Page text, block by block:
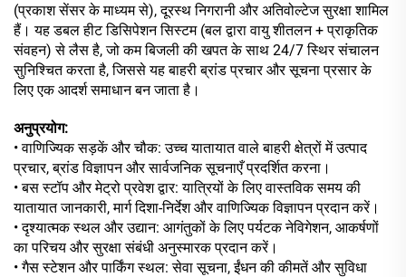
(प्रकाश सेंसर के माध्यम से), दूरस्थ निगरानी और अतिवोल्टेज सुरक्षा शामिल
हैं। यह डबल हीट डिसिपेशन सिस्टम (बल द्वारा वायु शीतलन + प्राकृतिक
संवहन) से लैस है, जो कम बिजली की खपत के साथ 24/7 स्थिर संचालन
सुनिश्चित करता है, जिससे यह बाहरी ब्रांड प्रचार और सूचना प्रसार के
लिए एक आदर्श समाधान बन जाता है।
अनुप्रयोग:
• वाणिज्यिक सड़कें और चौक: उच्च यातायात वाले बाहरी क्षेत्रों में उत्पाद
प्रचार, ब्रांड विज्ञापन और सार्वजनिक सूचनाएँ प्रदर्शित करना।
• बस स्टॉप और मेट्रो प्रवेश द्वार: यात्रियों के लिए वास्तविक समय की
यातायात जानकारी, मार्ग दिशा-निर्देश और वाणिज्यिक विज्ञापन प्रदान करें।
• दृश्यात्मक स्थल और उद्यान: आगंतुकों के लिए पर्यटक नेविगेशन, आकर्षणों
का परिचय और सुरक्षा संबंधी अनुस्मारक प्रदान करें।
• गैस स्टेशन और पार्किंग स्थल: सेवा सूचना, ईंधन की कीमतें और सुविधा